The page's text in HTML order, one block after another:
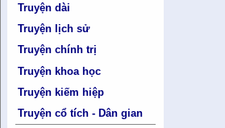
Truyện dài
Truyện lịch sử
Truyện chính trị
Truyện khoa học
Truyện kiếm hiệp
Truyện cổ tích - Dân gian